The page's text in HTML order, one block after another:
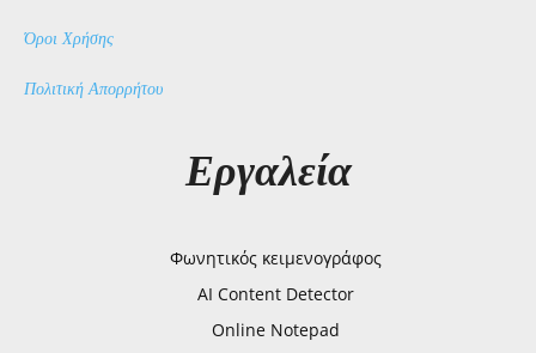
Όροι Χρήσης
Πολιτική Απορρήτου
Εργαλεία
Φωνητικός κειμενογράφος
AI Content Detector
Online Notepad